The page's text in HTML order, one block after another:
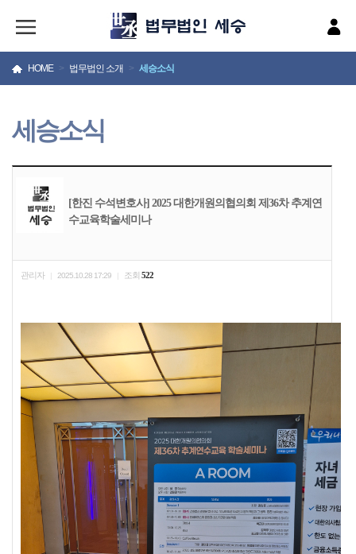
HOME > 법무법인 소개 > 세승소식
세승소식
[한진 수석변호사] 2025 대한개원의협의회 제36차 추계연
수교육학술세미나
관리자 2025.10.28 17:29 조회 522